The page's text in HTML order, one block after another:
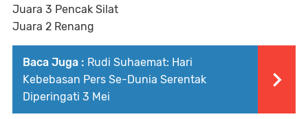
Juara 3 Pencak Silat
Juara 2 Renang
Baca Juga : Rudi Suhaemat: Hari
Kebebasan Pers Se-Dunia Serentak
Diperingati 3 Mei